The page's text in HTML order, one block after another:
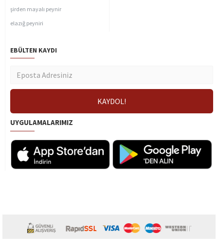
şirden mayalı peynir
elazığ peyniri
EBÜLTEN KAYDI
UYGULAMALARIMIZ